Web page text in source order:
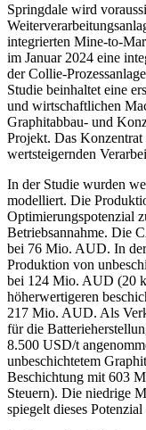
Springdale wird
integrierten Mine-to-
im Januar 2024 eine
der Collie-
Studie beinhaltet eine
und wirtschaftlichen
Graphitabbau- und
Projekt. Das
wertsteigernden
In der Studie wurden
modelliert. Die
Optimierungspotenzial
Betriebsannahme. Die
bei 76 Mio. AUD. In
Produktion von
bei 124 Mio. AUD (20
höherwertigeren
217 Mio. AUD. Als
für die
8.500 USD/t
unbeschichtetem
Beschichtung mit 603
Steuern). Die niedrige
spiegelt dieses